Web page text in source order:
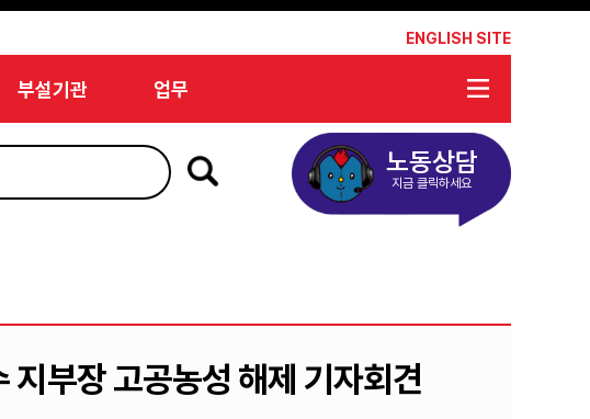
ENGLISH SITE
부설기관 업무
노동상담
지금 클릭하세요
부장 고공농성 해제 기자회견